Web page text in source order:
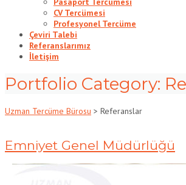
CV Tercümesi
Profesyonel Tercüme
Çeviri Talebi
Referanslarımız
İletişim
Portfolio Category:
Uzman Tercüme Bürosu > Referanslar
Emniyet Genel Müdürlüğü